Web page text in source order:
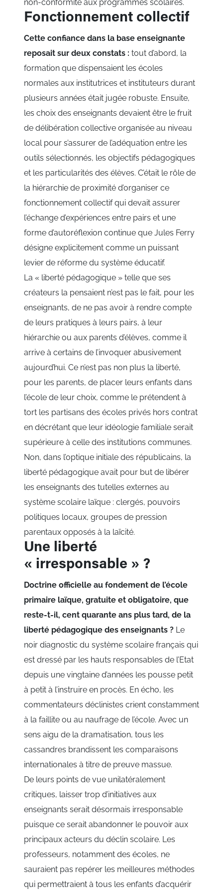
non-conformité aux programmes scolaires.
Fonctionnement collectif
Cette confiance dans la base enseignante
reposait sur deux constats : tout d’abord, la
formation que dispensaient les écoles
normales aux institutrices et instituteurs durant
plusieurs années était jugée robuste. Ensuite,
les choix des enseignants devaient être le fruit
de délibération collective organisée au niveau
local pour s’assurer de l’adéquation entre les
outils sélectionnés, les objectifs pédagogiques
et les particularités des élèves. C’était le rôle de
la hiérarchie de proximité d’organiser ce
fonctionnement collectif qui devait assurer
l’échange d’expériences entre pairs et une
forme d’autoréflexion continue que Jules Ferry
désigne explicitement comme un puissant
levier de réforme du système éducatif.
La « liberté pédagogique » telle que ses
créateurs la pensaient n’est pas le fait, pour les
enseignants, de ne pas avoir à rendre compte
de leurs pratiques à leurs pairs, à leur
hiérarchie ou aux parents d’élèves, comme il
arrive à certains de l’invoquer abusivement
aujourd’hui. Ce n’est pas non plus la liberté,
pour les parents, de placer leurs enfants dans
l’école de leur choix, comme le prétendent à
tort les partisans des écoles privés hors contrat
en décrétant que leur idéologie familiale serait
supérieure à celle des institutions communes.
Non, dans l’optique initiale des républicains, la
liberté pédagogique avait pour but de libérer
les enseignants des tutelles externes au
système scolaire laïque : clergés, pouvoirs
politiques locaux, groupes de pression
parentaux opposés à la laïcité.
Une liberté
« irresponsable » ?
Doctrine officielle au fondement de l’école
primaire laïque, gratuite et obligatoire, que
reste-t-il, cent quarante ans plus tard, de la
liberté pédagogique des enseignants ? Le
noir diagnostic du système scolaire français qui
est dressé par les hauts responsables de l’Etat
depuis une vingtaine d’années les pousse petit
à petit à l’instruire en procès. En écho, les
commentateurs déclinistes crient constamment
à la faillite ou au naufrage de l’école. Avec un
sens aigu de la dramatisation, tous les
cassandres brandissent les comparaisons
internationales à titre de preuve massue.
De leurs points de vue unilatéralement
critiques, laisser trop d’initiatives aux
enseignants serait désormais irresponsable
puisque ce serait abandonner le pouvoir aux
principaux acteurs du déclin scolaire. Les
professeurs, notamment des écoles, ne
sauraient pas repérer les meilleures méthodes
qui permettraient à tous les enfants d’acquérir